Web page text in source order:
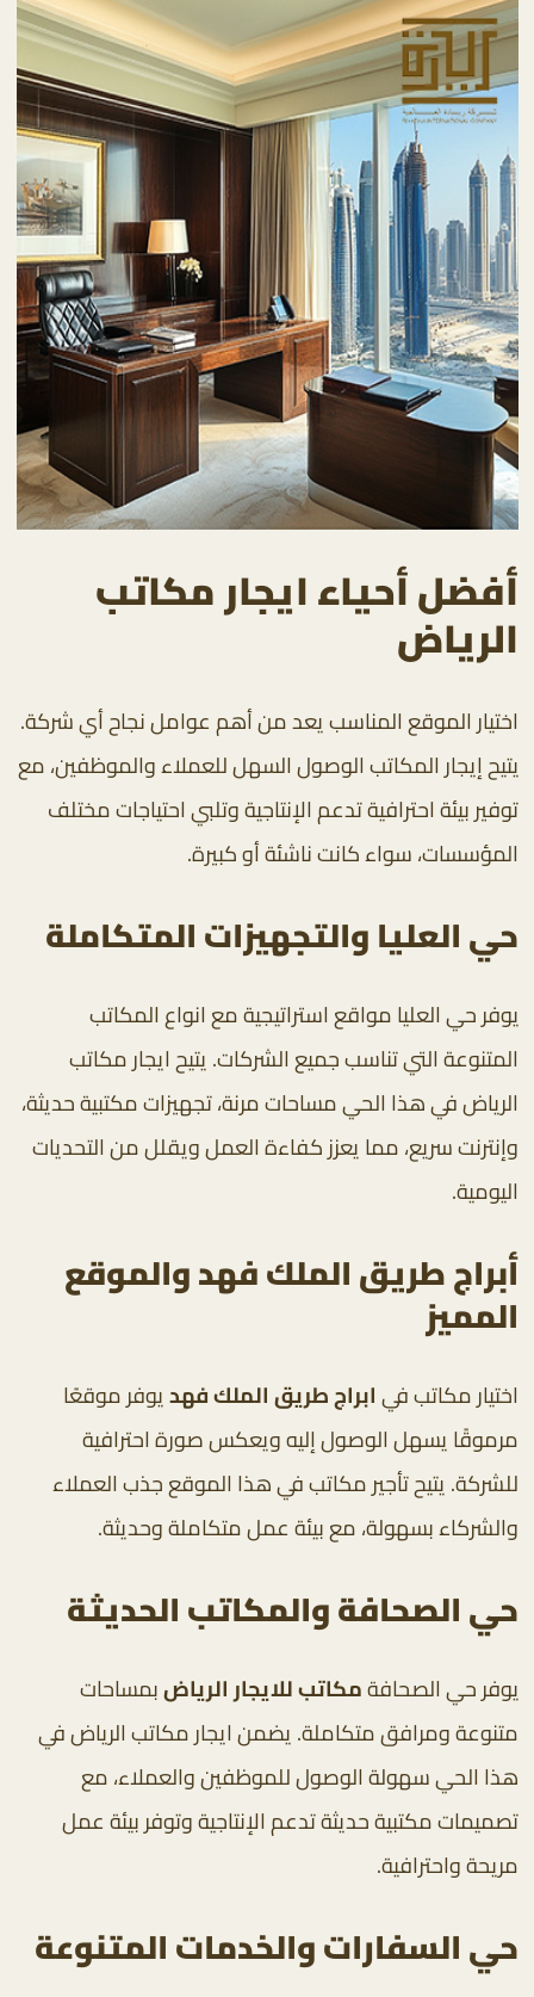
أفضل أحياء ايجار مكاتب
الرياض
اختيار الموقع المناسب يعد من أهم عوامل نجاح أي شركة.
يتيح إيجار المكاتب الوصول السهل للعملاء والموظفين، مع
توفير بيئة احترافية تدعم الإنتاجية وتلبي احتياجات مختلف
المؤسسات، سواء كانت ناشئة أو كبيرة.
حي العليا والتجهيزات المتكاملة
يوفر حي العليا مواقع استراتيجية مع انواع المكاتب
المتنوعة التي تناسب جميع الشركات. يتيح ايجار مكاتب
الرياض في هذا الحي مساحات مرنة، تجهيزات مكتبية حديثة،
وإنترنت سريع، مما يعزز كفاءة العمل ويقلل من التحديات
اليومية.
أبراج طريق الملك فهد والموقع
المميز
اختيار مكاتب فيابراج طريق الملك فهديوفر موقعًا
مرموقًا يسهل الوصول إليه ويعكس صورة احترافية
للشركة. يتيح تأجير مكاتب في هذا الموقع جذب العملاء
والشركاء بسهولة، مع بيئة عمل متكاملة وحديثة.
حي الصحافة والمكاتب الحديثة
يوفر حي الصحافةمكاتب للايجار الرياضبمساحات
متنوعة ومرافق متكاملة. يضمن ايجار مكاتب الرياض في
هذا الحي سهولة الوصول للموظفين والعملاء، مع
تصميمات مكتبية حديثة تدعم الإنتاجية وتوفر بيئة عمل
مريحة واحترافية.
حي السفارات والخدمات المتنوعة